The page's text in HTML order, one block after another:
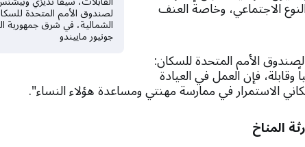
لصندوق الأمم المتحدة
الشمالية، في شرق جمهورية
جونيور ماييندو
الاجتماعي، وخاصةً العنف
الأمم المتحدة للسكان:
وقابلة، فإن العمل في العيادة
الاستمرار في ممارسة مهنتي ومساعدة هؤلاء النساء".
المناخ